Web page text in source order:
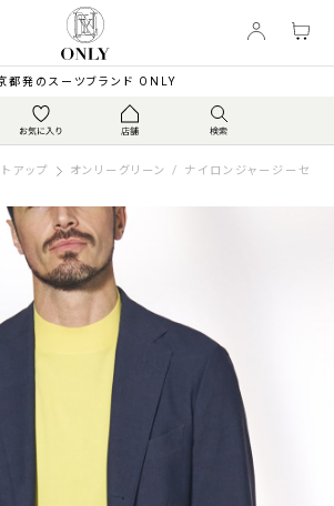
都発のスーツブランド ONLY
トアップ オンリーグリーン / ナイロンジャージーセッ